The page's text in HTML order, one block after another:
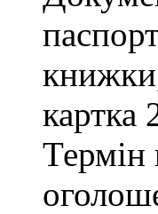
картка
Термін